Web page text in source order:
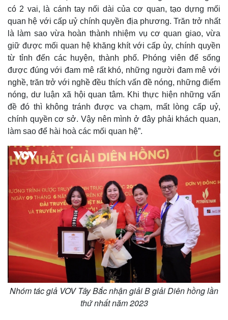
có 2 vai, là cánh tay nối dài của cơ quan, tạo dựng mối
quan hệ với cấp uỷ chính quyền địa phương. Trăn trở nhất
là làm sao vừa hoàn thành nhiệm vụ cơ quan giao, vừa
giữ được mối quan hệ khăng khít với cấp ủy, chính quyền
từ tỉnh đến các huyện, thành phố. Phóng viên để sống
được đúng với đam mê rất khó, những người đam mê với
nghề, trăn trở với nghề đều thích vấn đề nóng, những điểm
nóng, dư luận xã hội quan tâm. Khi thực hiện những vấn
đề đó thì không tránh được va chạm, mất lòng cấp uỷ,
chính quyền cơ sở. Vậy nên mình ở đây phải khách quan,
làm sao để hài hoà các mối quan hệ”.
Nhóm tác giả VOV Tây Bắc nhận giải B giải Diên hồng lần
thứ nhất năm 2023